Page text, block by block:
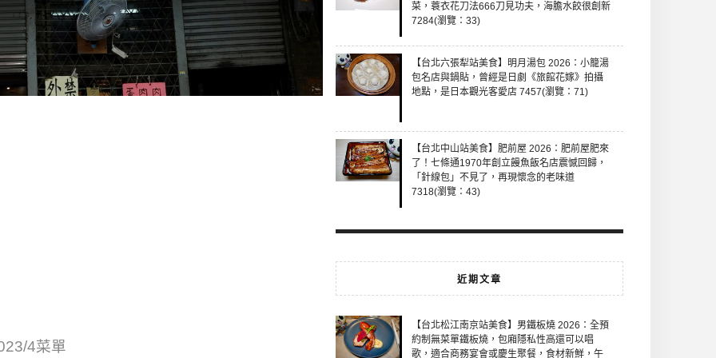
4菜單
菜，蓑衣花刀法666刀見功夫，海膽水餃很創新
7284(瀏覽：33)
【台北六張犁站美食】明月湯包 2026：小籠湯
包名店與鍋貼，曾經是日劇《旅館花嫁》拍攝
地點，是日本觀光客愛店 7457(瀏覽：71)
【台北中山站美食】肥前屋 2026：肥前屋肥來
了！七條通1970年創立饅魚飯名店震憾回歸，
「針線包」不見了，再現懷念的老味道
7318(瀏覽：43)
近期文章
【台北松江南京站美食】男鐵板燒 2026：全預
約制無菜單鐵板燒，包廂隱私性高還可以唱
歌，適合商務宴會或慶生聚餐，食材新鮮，午